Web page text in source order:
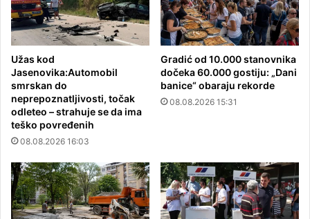
Užas kod
Jasenovika:Automobil
smrskan do
neprepoznatljivosti, točak
odleteo – strahuje se da ima
teško povređenih
08.08.2026 16:03
Gradić od 10.000 stanovnika
dočeka 60.000 gostiju: „Dani
banice“ obaraju rekorde
08.08.2026 15:31